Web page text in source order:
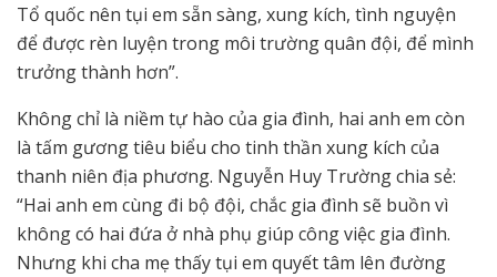
Tổ quốc nên tụi em sẵn sàng, xung kích, tình nguyện
để được rèn luyện trong môi trường quân đội, để mình
trưởng thành hơn”.
Không chỉ là niềm tự hào của gia đình, hai anh em còn
là tấm gương tiêu biểu cho tinh thần xung kích của
thanh niên địa phương. Nguyễn Huy Trường chia sẻ:
“Hai anh em cùng đi bộ đội, chắc gia đình sẽ buồn vì
không có hai đứa ở nhà phụ giúp công việc gia đình.
Nhưng khi cha mẹ thấy tụi em quyết tâm lên đường